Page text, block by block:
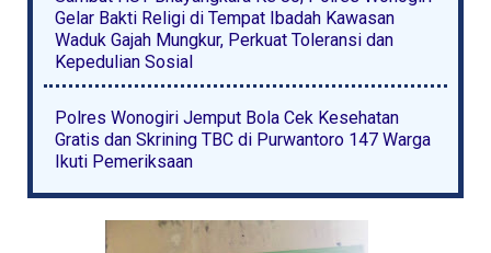
Gelar Bakti Religi di Tempat Ibadah Kawasan
Waduk Gajah Mungkur, Perkuat Toleransi dan
Kepedulian Sosial
Polres Wonogiri Jemput Bola Cek Kesehatan
Gratis dan Skrining TBC di Purwantoro 147 Warga
Ikuti Pemeriksaan